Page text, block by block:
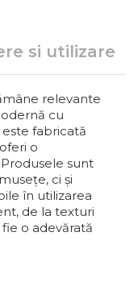
si utilizare
relevante
cu
fabricată
o
sunt
ci și
în utilizarea
de la texturi
o adevărată